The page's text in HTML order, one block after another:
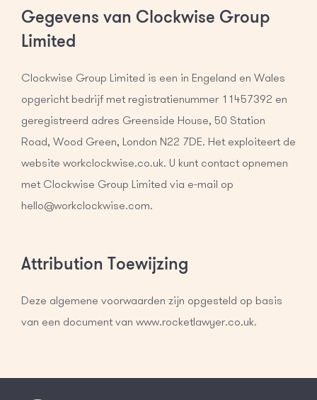
Gegevens van Clockwise Group
Limited
Clockwise Group Limited is een in Engeland en Wales
opgericht bedrijf met registratienummer 11457392 en
geregistreerd adres Greenside House, 50 Station
Road, Wood Green, London N22 7DE. Het exploiteert de
website workclockwise.co.uk. U kunt contact opnemen
met Clockwise Group Limited via e-mail op
hello@workclockwise.com.
Attribution Toewijzing
Deze algemene voorwaarden zijn opgesteld op basis
van een document van www.rocketlawyer.co.uk.